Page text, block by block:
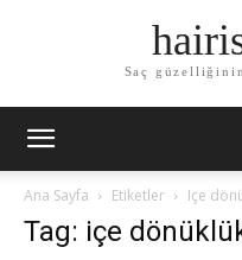
Saç
Ana Sayfa Etiketler Içe
Tag: içe